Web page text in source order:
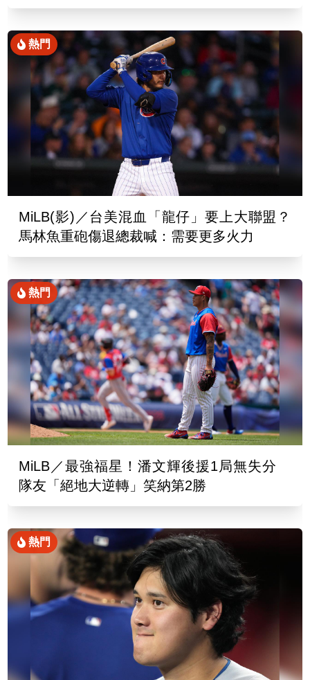
熱門
MiLB(影)／台美混血「龍仔」要上大聯盟？
馬林魚重砲傷退總裁喊：需要更多火力
熱門
MiLB／最強福星！潘文輝後援1局無失分
隊友「絕地大逆轉」笑納第2勝
熱門